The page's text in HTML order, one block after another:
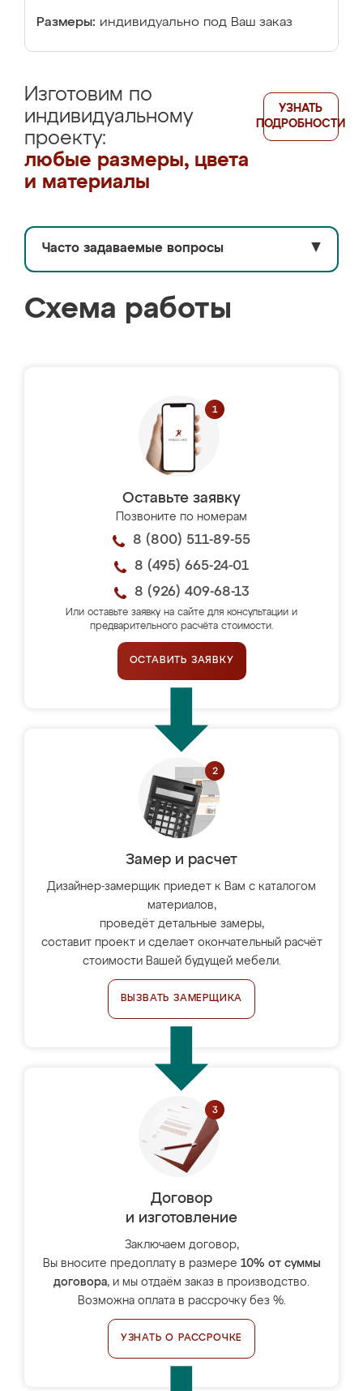
Размеры: индивидуально под Ваш заказ
Изготовим по
индивидуальному
проекту:
любые размеры, цвета
и материалы
УЗНАТЬ
ПОДРОБНОСТИ
Часто задаваемые вопросы ▼
Схема работы
Оставьте заявку
Позвоните по номерам
8 (800) 511-89-55
8 (495) 665-24-01
8 (926) 409-68-13
Или оставьте заявку на сайте для консультации и
предварительного расчёта стоимости.
ОСТАВИТЬ ЗАЯВКУ
Замер и расчет
Дизайнер-замерщик приедет к Вам с каталогом
материалов,
проведёт детальные замеры,
составит проект и сделает окончательный расчёт
стоимости Вашей будущей мебели.
ВЫЗВАТЬ ЗАМЕРЩИКА
Договор
и изготовление
Заключаем договор,
Вы вносите предоплату в размере 10% от суммы
договора, и мы отдаём заказ в производство.
Возможна оплата в рассрочку без %.
УЗНАТЬ О РАССРОЧКЕ